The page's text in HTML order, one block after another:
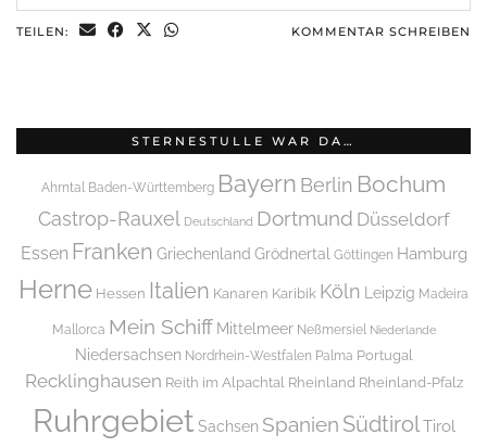
TEILEN: KOMMENTAR SCHREIBEN
STERNESTULLE WAR DA…
Ahrntal Baden-Württemberg Bayern Berlin Bochum
Castrop-Rauxel Deutschland Dortmund Düsseldorf
Essen Franken Griechenland Grödnertal Göttingen Hamburg
Herne Hessen Italien Kanaren Karibik Köln Leipzig Madeira
Mallorca Mein Schiff Mittelmeer Neßmersiel Niederlande
Niedersachsen Nordrhein-Westfalen Palma Portugal
Recklinghausen Reith im Alpachtal Rheinland Rheinland-Pfalz
Ruhrgebiet Sachsen Spanien SüdtirolTirol